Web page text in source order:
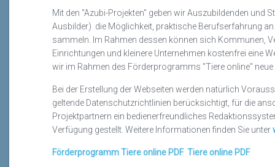
Mit den "Azubi-Projekten" geben wir Auszubildenden und
Ausbilder) die Möglichkeit, praktische Berufserfahrung
sammeln. Im Rahmen dessen können sich Kommunen,
Einrichtungen und kleinere Unternehmen kostenfrei eine
wir im Rahmen des Förderprogramms "Tiere online"
Bei der Erstellung der Webseiten werden natürlich
geltende Datenschutzrichtlinien berücksichtigt, für die
Projektpartnern ein bedienerfreundliches
Verfügung gestellt. Weitere Informationen finden Sie unter
Förderprogramm Tiere online PDF Tiere online PDF